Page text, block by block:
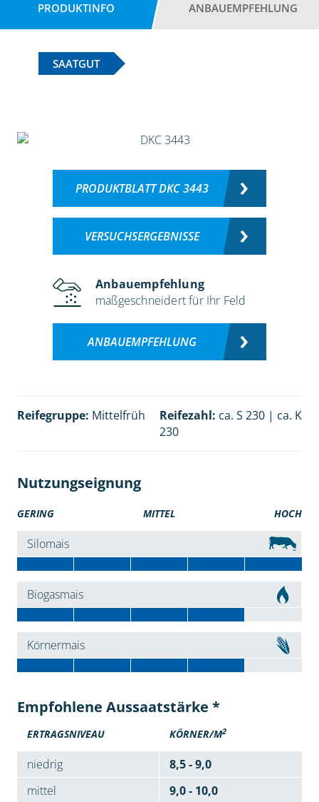
PRODUKTINFO ANBAUEMPFEHLUNG
SAATGUT
PRODUKTBLATT DKC 3443
VERSUCHSERGEBNISSE
Anbauempfehlung
maßgeschneidert für Ihr Feld
ANBAUEMPFEHLUNG
Reifegruppe: Mittelfrüh Reifezahl: ca. S 230 | ca. K
230
Nutzungseignung
GERING MITTEL HOCH
Silomais
Biogasmais
Körnermais
Empfohlene Aussaatstärke *
ERTRAGSNIVEAU KÖRNER/M2
niedrig
8,5 - 9,0
mittel
9,0 - 10,0